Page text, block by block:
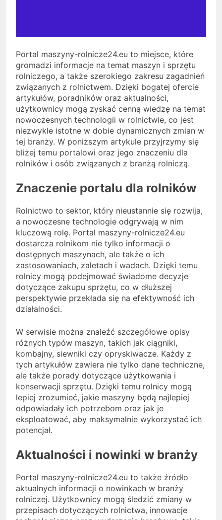
Portal maszyny-rolnicze24.eu to miejsce, które
gromadzi informacje na temat maszyn i sprzętu
rolniczego, a także szerokiego zakresu zagadnień
związanych z rolnictwem. Dzięki bogatej ofercie
artykułów, poradników oraz aktualności,
użytkownicy mogą zyskać cenną wiedzę na temat
nowoczesnych technologii w rolnictwie, co jest
niezwykle istotne w dobie dynamicznych zmian w
tej branży. W poniższym artykule przyjrzymy się
bliżej temu portalowi oraz jego znaczeniu dla
rolników i osób związanych z branżą rolniczą.
Znaczenie portalu dla rolników
Rolnictwo to sektor, który nieustannie się rozwija,
a nowoczesne technologie odgrywają w nim
kluczową rolę. Portal maszyny-rolnicze24.eu
dostarcza rolnikom nie tylko informacji o
dostępnych maszynach, ale także o ich
zastosowaniach, zaletach i wadach. Dzięki temu
rolnicy mogą podejmować świadome decyzje
dotyczące zakupu sprzętu, co w dłuższej
perspektywie przekłada się na efektywność ich
działalności.
W serwisie można znaleźć szczegółowe opisy
różnych typów maszyn, takich jak ciągniki,
kombajny, siewniki czy opryskiwacze. Każdy z
tych artykułów zawiera nie tylko dane techniczne,
ale także porady dotyczące użytkowania i
konserwacji sprzętu. Dzięki temu rolnicy mogą
lepiej zrozumieć, jakie maszyny będą najlepiej
odpowiadały ich potrzebom oraz jak je
eksploatować, aby maksymalnie wykorzystać ich
potencjał.
Aktualności i nowinki w branży
Portal maszyny-rolnicze24.eu to także źródło
aktualnych informacji o nowinkach w branży
rolniczej. Użytkownicy mogą śledzić zmiany w
przepisach dotyczących rolnictwa, innowacje